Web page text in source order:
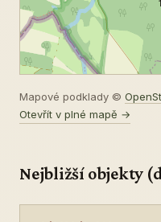
Mapové podklady ©
Otevřít v plné mapě →
Nejbližší objekty